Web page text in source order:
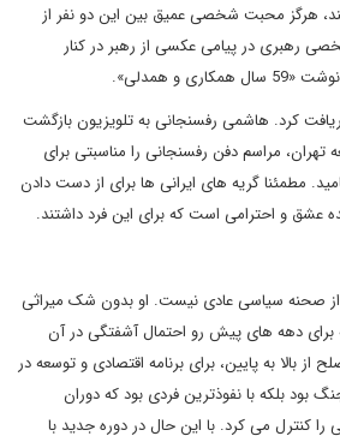
هرگز محبت شخصی عمیق بین این دو نفر از
رهبری در پیامی عکسی از رهبر در کنار
و همدلی».
کرد. هاشمی رفسنجانی به تلویزیون بازگشت
مراسم دفن رفسنجانی را مناسبتی برای
مطمئنا گریه های ایرانی ها برای از دست دادن
عشق و احترامی است که برای این فرد داشتند.
صحنه سیاسی عادی نیست. او بدون شک میراثی
برای دهه های پیش رو احتمال آشفتگی در آن
از بالا به پایین، برای برنامه اقتصادی و توسعه در
بود بلکه با نفوذترین فردی بود که دوران
کنترل می کرد. با این حال در دوره جدید با